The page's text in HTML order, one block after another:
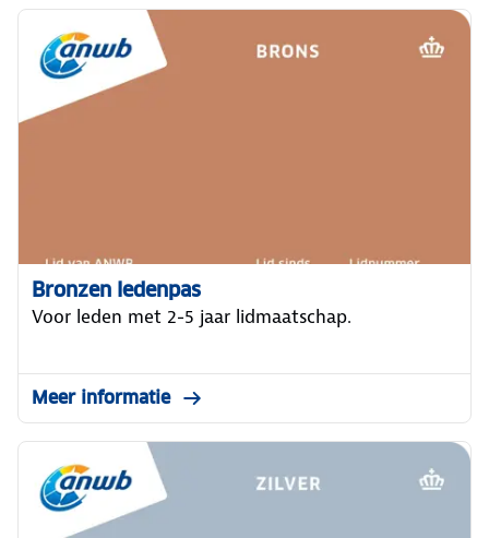
Bronzen ledenpas
Voor leden met 2-5 jaar lidmaatschap.
Meer informatie